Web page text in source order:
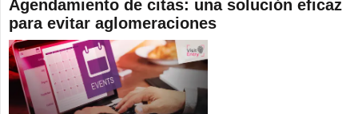
Agendamiento de citas: una solución eficaz
para evitar aglomeraciones